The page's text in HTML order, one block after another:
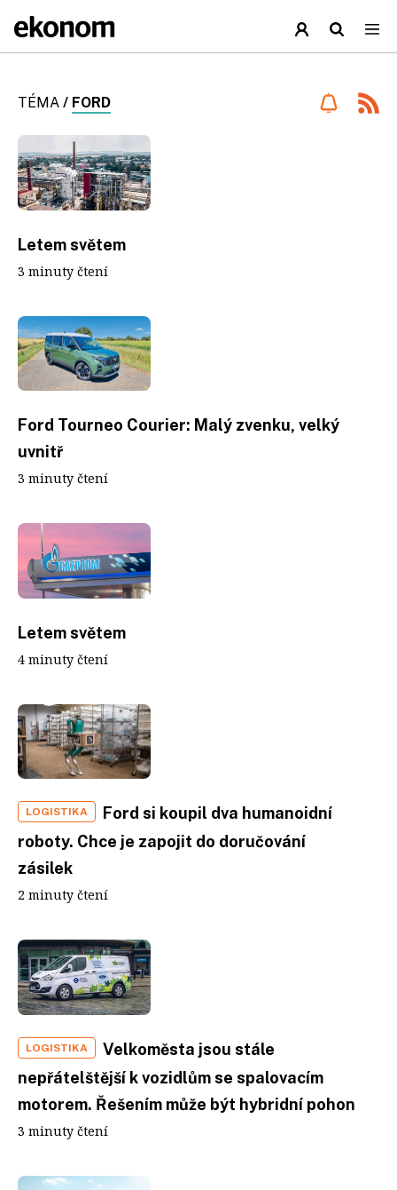
TÉMA / FORD
Letem světem
3 minuty čtení
Ford Tourneo Courier: Malý zvenku, velký
uvnitř
3 minuty čtení
Letem světem
4 minuty čtení
LOGISTIKA
Ford si koupil dva humanoidní
roboty. Chce je zapojit do doručování
zásilek
2 minuty čtení
LOGISTIKA
Velkoměsta jsou stále
nepřátelštější k vozidlům se spalovacím
motorem. Řešením může být hybridní pohon
3 minuty čtení